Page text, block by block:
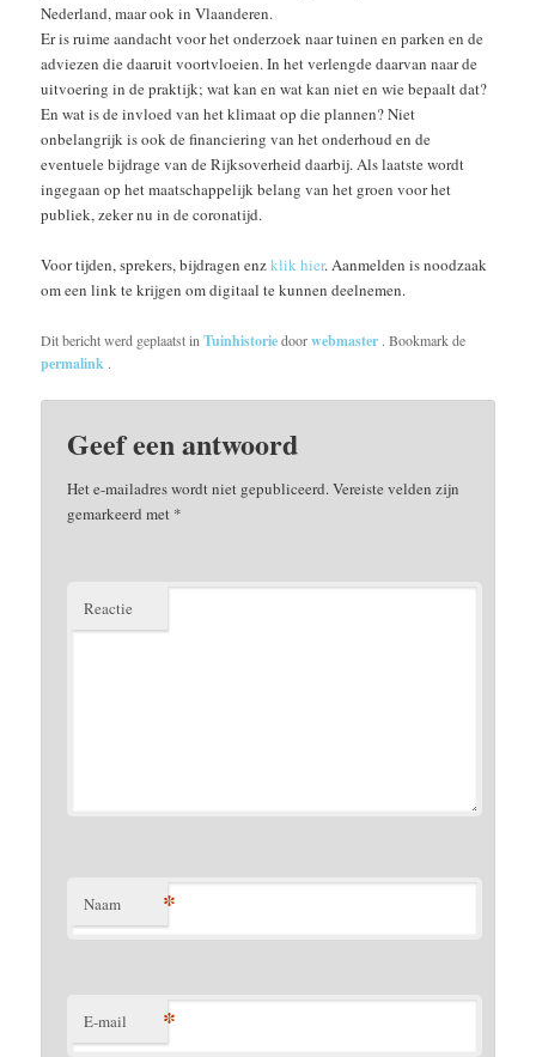
Nederland, maar ook in Vlaanderen.
Er is ruime aandacht voor het onderzoek naar tuinen en parken en de
adviezen die daaruit voortvloeien. In het verlengde daarvan naar de
uitvoering in de praktijk; wat kan en wat kan niet en wie bepaalt dat?
En wat is de invloed van het klimaat op die plannen? Niet
onbelangrijk is ook de financiering van het onderhoud en de
eventuele bijdrage van de Rijksoverheid daarbij. Als laatste wordt
ingegaan op het maatschappelijk belang van het groen voor het
publiek, zeker nu in de coronatijd.
Voor tijden, sprekers, bijdragen enzklik hier. Aanmelden is noodzaak
om een link te krijgen om digitaal te kunnen deelnemen.
Dit bericht werd geplaatst inTuinhistoriedoorwebmaster . Bookmark de
permalink .
Geef een antwoord
Het e-mailadres wordt niet gepubliceerd.Vereiste velden zijn
gemarkeerd met *
Reactie
Naam *
E-mail *